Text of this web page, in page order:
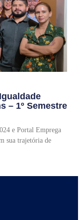
– 1º Semestre
e Portal Emprega
sua trajetória de